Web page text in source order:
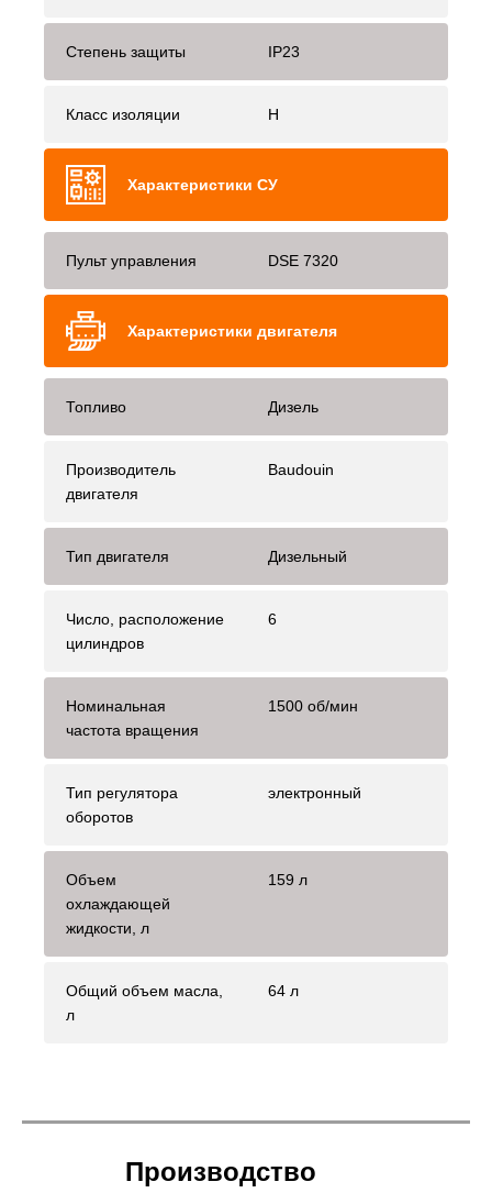
Степень защиты IP23
Класс изоляции H
Характеристики СУ
Пульт управления DSE 7320
Характеристики двигателя
Топливо Дизель
Производитель
двигателя
Baudouin
Тип двигателя Дизельный
Число, расположение
цилиндров
6
Номинальная
частота вращения
1500 об/мин
Тип регулятора
оборотов
электронный
Объем
охлаждающей
жидкости, л
159 л
Общий объем масла,
л
64 л
Производство